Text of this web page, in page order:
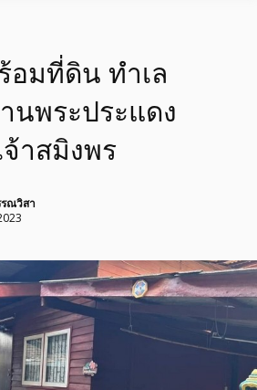
มที่ดิน ทำเล
นพระประแดง
าสมิงพร
ณวิสา